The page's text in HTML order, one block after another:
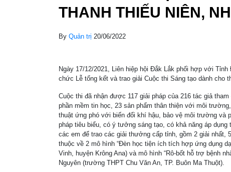
THANH THIẾU NIÊN,
By Quản trị 20/06/2022
Ngày 17/12/2021, Liên hiệp hội Đắk Lắk phối hợp với
chức Lễ tổng kết và trao giải Cuộc thi Sáng tạo dành cho
Cuộc thi đã nhận được 117 giải pháp của 216 tác giả
phần mềm tin học, 23 sản phẩm thân thiện với môi
thuật ứng phó với biến đổi khí hậu, bảo vệ môi trường và
pháp tiêu biểu, có ý tưởng sáng tạo, có khả năng áp
các em để trao các giải thưởng cấp tỉnh, gồm 2 giải nhất,
thuộc về 2 mô hình “Đèn học tiện ích tích hợp ứng dụng
Vinh, huyện Krông Ana) và mô hình “Rô-bốt hỗ trợ bệnh
Nguyên (trường THPT Chu Văn An, TP. Buôn Ma Thuột).